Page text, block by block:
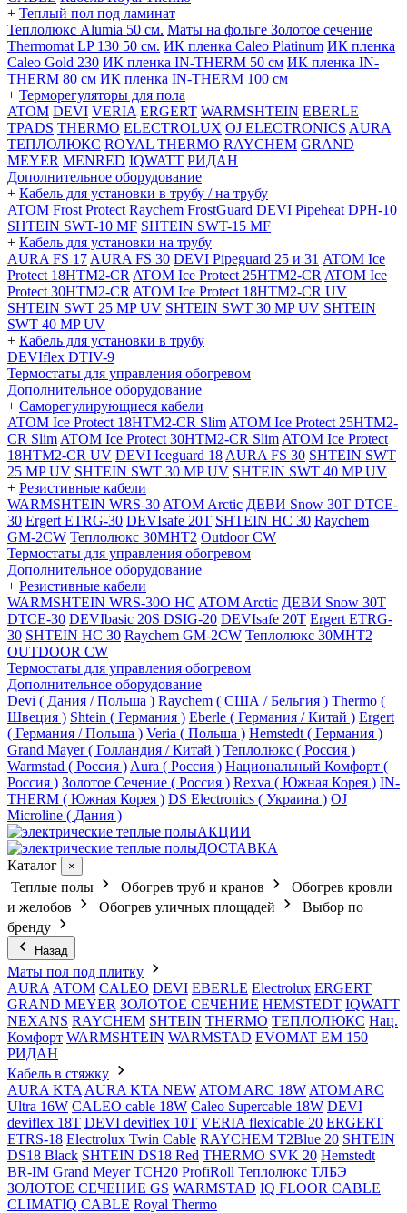
+ Теплый пол под ламинат
Теплолюкс Alumia 50 см. Маты на фольге Золотое сечение
Thermomat LP 130 50 cм. ИК пленка Caleo Platinum ИК пленка
Caleo Gold 230 ИК пленка IN-THERM 50 см ИК пленка IN-
THERM 80 см ИК пленка IN-THERM 100 см
+ Терморегуляторы для пола
ATOM DEVI VERIA ERGERT WARMSHTEIN EBERLE
TPADS THERMO ELECTROLUX OJ ELECTRONICS AURA
ТЕПЛОЛЮКС ROYAL THERMO RAYCHEM GRAND
MEYER MENRED IQWATT РИДАН
Дополнительное оборудование
+ Кабель для установки в трубу / на трубу
ATOM Frost Protect Raychem FrostGuard DEVI Pipeheat DPH-10
SHTEIN SWT-10 MF SHTEIN SWT-15 MF
+ Кабель для установки на трубу
AURA FS 17 AURA FS 30 DEVI Pipeguard 25 и 31 ATOM Ice
Protect 18HTM2-CR ATOM Ice Protect 25HTM2-CR ATOM Ice
Protect 30HTM2-CR ATOM Ice Protect 18HTM2-CR UV
SHTEIN SWT 25 MP UV SHTEIN SWT 30 MP UV SHTEIN
SWT 40 MP UV
+ Кабель для установки в трубу
DEVIflex DTIV-9
Термостаты для управления обогревом
Дополнительное оборудование
+ Саморегулирующиеся кабели
ATOM Ice Protect 18HTM2-CR Slim ATOM Ice Protect 25HTM2-
CR Slim ATOM Ice Protect 30HTM2-CR Slim ATOM Ice Protect
18HTM2-CR UV DEVI Iceguard 18 AURA FS 30 SHTEIN SWT
25 MP UV SHTEIN SWT 30 MP UV SHTEIN SWT 40 MP UV
+ Резистивные кабели
WARMSHTEIN WRS-30 ATOM Arctic ДЕВИ Snow 30T DTCE-
30 Ergert ETRG-30 DEVIsafe 20T SHTEIN HC 30 Raychem
GM-2CW Теплолюкс 30МНТ2 Outdoor CW
Термостаты для управления обогревом
Дополнительное оборудование
+ Резистивные кабели
WARMSHTEIN WRS-30O HC ATOM Arctic ДЕВИ Snow 30T
DTCE-30 DEVIbasic 20S DSIG-20 DEVIsafe 20T Ergert ETRG-
30 SHTEIN HC 30 Raychem GM-2CW Теплолюкс 30МНТ2
OUTDOOR CW
Термостаты для управления обогревом
Дополнительное оборудование
Devi ( Дания / Польша ) Raychem ( США / Бельгия ) Thermo (
Швеция ) Shtein ( Германия ) Eberle ( Германия / Китай ) Ergert
( Германия / Польша ) Veria ( Польша ) Hemstedt ( Германия )
Grand Mayer ( Голландия / Китай ) Теплолюкс ( Россия )
Warmstad ( Россия ) Aura ( Россия ) Национальный Комфорт (
Россия ) Золотое Сечение ( Россия ) Rexva ( Южная Корея ) IN-
THERM ( Южная Корея ) DS Electronics ( Украина ) OJ
Microline ( Дания )
АКЦИИ
ДОСТАВКА
Каталог
×
Теплые полы Обогрев труб и кранов
Обогрев кровли
и желобов
Обогрев уличных площадей
Выбор по
бренду
Назад
Маты пол под плитку
AURA АТОМ CALEO DEVI EBERLE Electrolux ERGERT
GRAND MEYER ЗОЛОТОЕ СЕЧЕНИЕ HEMSTEDT IQWATT
NEXANS RAYCHEM SHTEIN THERMO ТЕПЛОЛЮКС Нац.
Комфорт WARMSHTEIN WARMSTAD EVOMAT EM 150
РИДАН
Кабель в стяжку
AURA KTA AURA KTA NEW ATOM ARC 18W ATOM ARC
Ultra 16W CALEO cable 18W Caleo Supercable 18W DEVI
deviflex 18T DEVI deviflex 10T VERIA flexicable 20 ERGERT
ETRS-18 Electrolux Twin Cable RAYCHEM T2Blue 20 SHTEIN
DS18 Black SHTEIN DS18 Red THERMO SVK 20 Hemstedt
BR-IM Grand Meyer TCH20 ProfiRoll Теплолюкс ТЛБЭ
ЗОЛОТОЕ СЕЧЕНИЕ GS WARMSTAD IQ FLOOR CABLE
CLIMATIQ CABLE Royal Thermo